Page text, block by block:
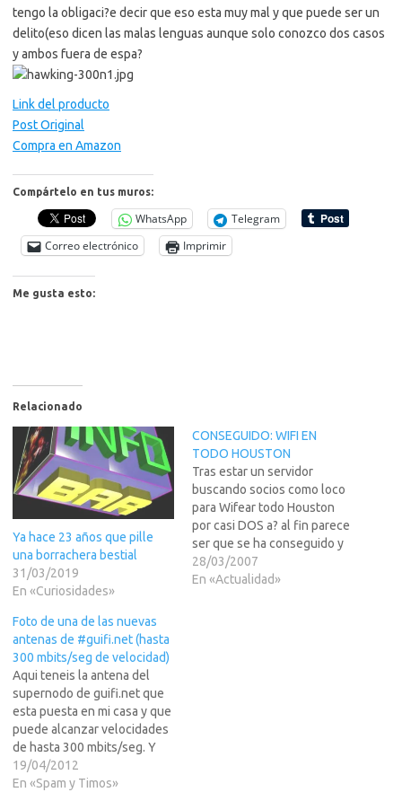
tengo la obligaci?e decir que eso esta muy mal y que puede ser un
delito(eso dicen las malas lenguas aunque solo conozco dos casos
y ambos fuera de espa?
Link del producto
Post Original
Compra en Amazon
Compártelo en tus muros:
WhatsApp
Telegram
Correo electrónico
Imprimir
Me gusta esto:
Relacionado
Ya hace 23 años que pille
una borrachera bestial
31/03/2019
En «Curiosidades»
CONSEGUIDO: WIFI EN
TODO HOUSTON
Tras estar un servidor
buscando socios como loco
para Wifear todo Houston
por casi DOS a? al fin parece
ser que se ha conseguido y
yo tengo algo que ver al
respecto. Si quereis saber
28/03/2007
En «Actualidad»
Foto de una de las nuevas
antenas de #guifi.net (hasta
300 mbits/seg de velocidad)
Aqui teneis la antena del
supernodo de guifi.net que
esta puesta en mi casa y que
puede alcanzar velocidades
de hasta 300 mbits/seg. Y
ademas las estamos
regalando... a quien tenga
19/04/2012
En «Spam y Timos»